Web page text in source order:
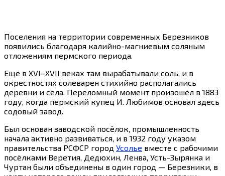
Поселения на территории современных Березников
появились благодаря калийно-магниевым соляным
отложениям пермского периода.
Ещё в XVI–XVII веках там вырабатывали соль, и в
окрестностях солеварен стихийно располагались
деревни и сёла. Переломный момент произошёл в 1883
году, когда пермский купец И. Любимов основал здесь
содовый завод.
Был основан заводской посёлок, промышленность
начала активно развиваться, и в 1932 году указом
правительства РСФСР город Усолье вместе с рабочими
посёлками Веретия, Дедюхин, Ленва, Усть-Зырянка и
Чуртан были объединены в один город — Березники, в